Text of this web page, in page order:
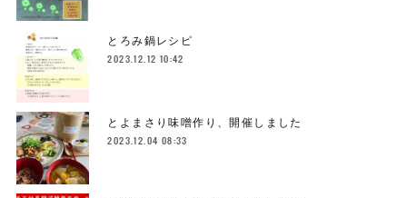
とろみ鍋レシピ
2023.12.12 10:42
とよまさり味噌作り、開催しました
2023.12.04 08:33